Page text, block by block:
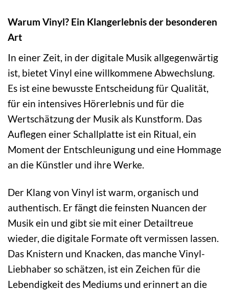
Warum Vinyl? Ein Klangerlebnis der besonderen
Art
In einer Zeit, in der digitale Musik allgegenwärtig
ist, bietet Vinyl eine willkommene Abwechslung.
Es ist eine bewusste Entscheidung für Qualität,
für ein intensives Hörerlebnis und für die
Wertschätzung der Musik als Kunstform. Das
Auflegen einer Schallplatte ist ein Ritual, ein
Moment der Entschleunigung und eine Hommage
an die Künstler und ihre Werke.
Der Klang von Vinyl ist warm, organisch und
authentisch. Er fängt die feinsten Nuancen der
Musik ein und gibt sie mit einer Detailtreue
wieder, die digitale Formate oft vermissen lassen.
Das Knistern und Knacken, das manche Vinyl-
Liebhaber so schätzen, ist ein Zeichen für die
Lebendigkeit des Mediums und erinnert an die